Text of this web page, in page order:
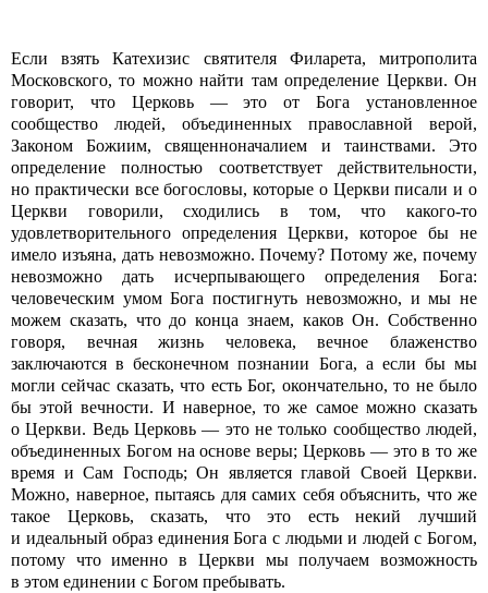
Если взять Катехизис святителя Филарета, митрополита
Московского, то можно найти там определение Церкви. Он
говорит, что Церковь — это от Бога установленное
сообщество людей, объединенных православной верой,
Законом Божиим, священноначалием и таинствами. Это
определение полностью соответствует действительности,
но практически все богословы, которые о Церкви писали и о
Церкви говорили, сходились в том, что какого-то
удовлетворительного определения Церкви, которое бы не
имело изъяна, дать невозможно. Почему? Потому же, почему
невозможно дать исчерпывающего определения Бога:
человеческим умом Бога постигнуть невозможно, и мы не
можем сказать, что до конца знаем, каков Он. Собственно
говоря, вечная жизнь человека, вечное блаженство
заключаются в бесконечном познании Бога, а если бы мы
могли сейчас сказать, что есть Бог, окончательно, то не было
бы этой вечности. И наверное, то же самое можно сказать
о Церкви. Ведь Церковь — это не только сообщество людей,
объединенных Богом на основе веры; Церковь — это в то же
время и Сам Господь; Он является главой Своей Церкви.
Можно, наверное, пытаясь для самих себя объяснить, что же
такое Церковь, сказать, что это есть некий лучший
и идеальный образ единения Бога с людьми и людей с Богом,
потому что именно в Церкви мы получаем возможность
в этом единении с Богом пребывать.